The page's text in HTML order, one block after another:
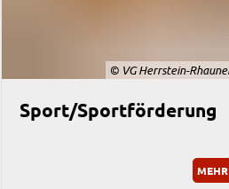
© VG Herrstein-
Sport/Sportförderung
MEHR